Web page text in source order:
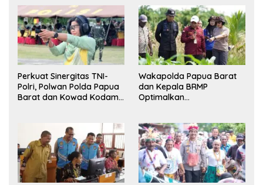
Perkuat Sinergitas TNI-
Polri, Polwan Polda Papua
Barat dan Kowad Kodam
Persahabatan
Wakapolda Papua Barat
dan Kepala BRMP
Optimalkan
Pangan Papua Barat